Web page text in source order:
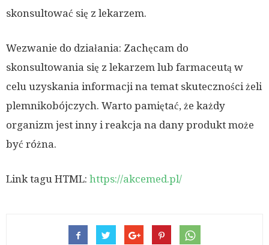
skonsultować się z lekarzem.
Wezwanie do działania: Zachęcam do
skonsultowania się z lekarzem lub farmaceutą w
celu uzyskania informacji na temat skuteczności żeli
plemnikobójczych. Warto pamiętać, że każdy
organizm jest inny i reakcja na dany produkt może
być różna.
Link tagu HTML: https://akcemed.pl/